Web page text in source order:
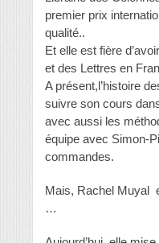
premier prix
qualité..
Et elle est fière
et des Lettres en
A présent,l’histoire
suivre son cours
avec aussi les
équipe avec Simon-
commandes.
Mais, Rachel Muyal
…